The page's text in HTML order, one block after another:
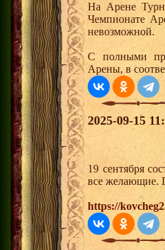
На Арене
Чемпионате
невозможной.
С полными
Арены, в
2025-09-15
19 сентября
все желающие.
https://